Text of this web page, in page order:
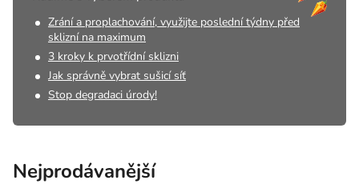
Nejprodávanější
Zrání a proplachování, využijte poslední týdny před
sklizní na maximum
3 kroky k prvotřídní sklizni
Jak správně vybrat sušicí síť
Stop degradaci úrody!